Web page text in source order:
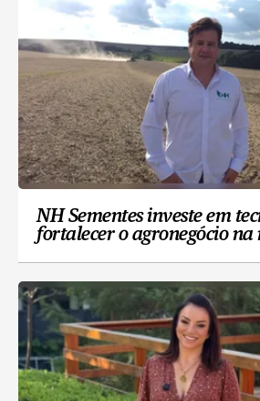
NH Sementes investe em
fortalecer o agronegócio na